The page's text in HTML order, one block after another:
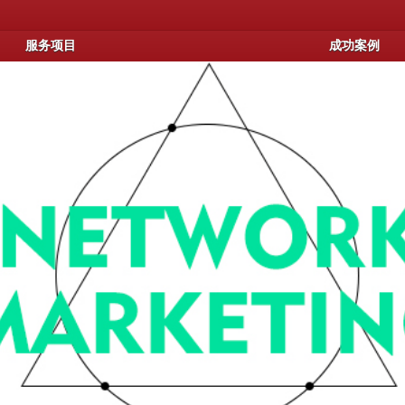
服务项目 成功案例